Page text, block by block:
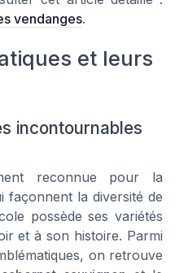
vendanges.
et leurs
incontournables
reconnue pour la
façonnent la diversité de
possède ses variétés
et à son histoire. Parmi
on retrouve